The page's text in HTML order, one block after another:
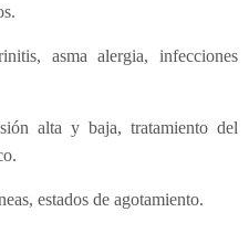
asma alergia, infecciones
alta y baja, tratamiento del
estados de agotamiento.